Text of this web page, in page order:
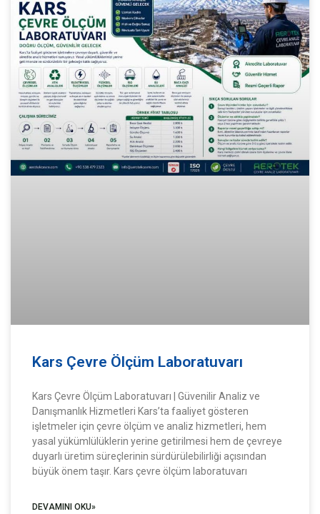
Kars Çevre Ölçüm Laboratuvarı
Kars Çevre Ölçüm Laboratuvarı | Güvenilir Analiz ve
Danışmanlık Hizmetleri Kars’ta faaliyet gösteren
işletmeler için çevre ölçüm ve analiz hizmetleri, hem
yasal yükümlülüklerin yerine getirilmesi hem de çevreye
duyarlı üretim süreçlerinin sürdürülebilirliği açısından
büyük önem taşır. Kars çevre ölçüm laboratuvarı
DEVAMINI OKU»